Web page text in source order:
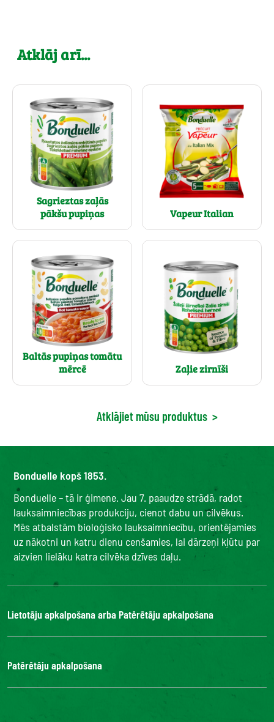
Atklāj arī...
Sagrieztas zaļās
pākšu pupiņas
Vapeur Italian
Baltās pupiņas tomātu
mērcē
Zaļie zirnīši
Atklājiet mūsu produktus >
Bonduelle kopš 1853.
Bonduelle – tā ir ģimene. Jau 7. paaudze strādā, radot
lauksaimniecības produkciju, cienot dabu un cilvēkus.
Mēs atbalstām bioloģisko lauksaimniecību, orientējamies
uz nākotni un katru dienu cenšamies, lai dārzeņi kļūtu par
aizvien lielāku katra cilvēka dzīves daļu.
Lietotāju apkalpošana arba Patērētāju apkalpošana
Bonduelle Food Service
Patērētāju apkalpošana
Kontakti